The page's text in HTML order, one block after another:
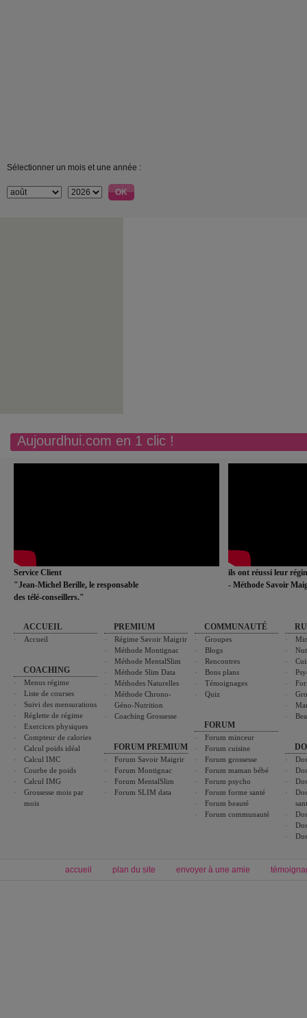
Sélectionner un mois et une année :
Aujourdhui.com en 1 clic !
Service Client
"Jean-Michel Berille, le responsable
des télé-conseillers."
ils ont réussi leur
- Méthode Savoir
ACCUEIL
Accueil
COACHING
Menus régime
Liste de courses
Suivi des mensurations
Réglette de régime
Exercices physiques
Compteur de calories
Calcul poids idéal
Calcul IMC
Courbe de poids
Calcul IMG
Grossesse mois par
mois
PREMIUM
Régime Savoir Maigrir
Méthode Montignac
Méthode MentalSlim
Méthode Slim Data
Méthodes Naturelles
Méthode Chrono-
Géno-Nutrition
Coaching Grossesse
FORUM PREMIUM
Forum Savoir Maigrir
Forum Montignac
Forum MentalSlim
Forum SLIM data
COMMUNAUTÉ
Groupes
Blogs
Rencontres
Bons plans
Témoignages
Quiz
FORUM
Forum minceur
Forum cuisine
Forum grossesse
Forum maman bébé
Forum psycho
Forum forme santé
Forum beauté
Forum communauté
accueil plan du site envoyer à une amie